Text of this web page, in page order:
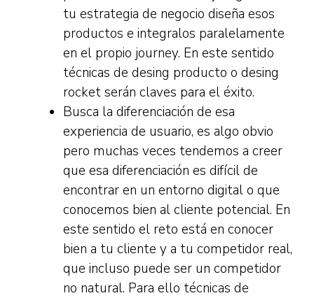
tu estrategia de negocio diseña esos
productos e integralos paralelamente
en el propio journey. En este sentido
técnicas de desing producto o desing
rocket serán claves para el éxito.
Busca la diferenciación de esa
experiencia de usuario, es algo obvio
pero muchas veces tendemos a creer
que esa diferenciación es difícil de
encontrar en un entorno digital o que
conocemos bien al cliente potencial. En
este sentido el reto está en conocer
bien a tu cliente y a tu competidor real,
que incluso puede ser un competidor
no natural. Para ello técnicas de